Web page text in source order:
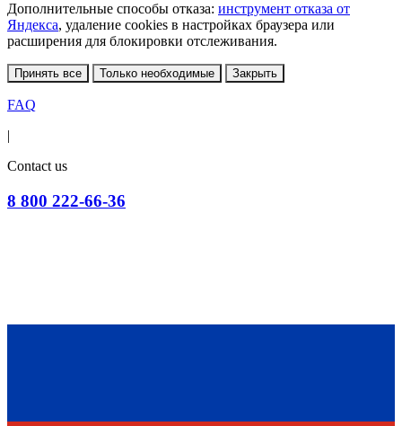
Дополнительные способы отказа: инструмент отказа от
Яндекса, удаление cookies в настройках браузера или
расширения для блокировки отслеживания.
Принять все Только необходимые Закрыть
FAQ
|
Contact us
8 800 222-66-36